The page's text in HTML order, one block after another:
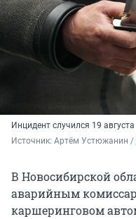
Инцидент случился 19 августа
Источник: Артём Устюжанин /
В Новосибирской
аварийным
каршеринговом